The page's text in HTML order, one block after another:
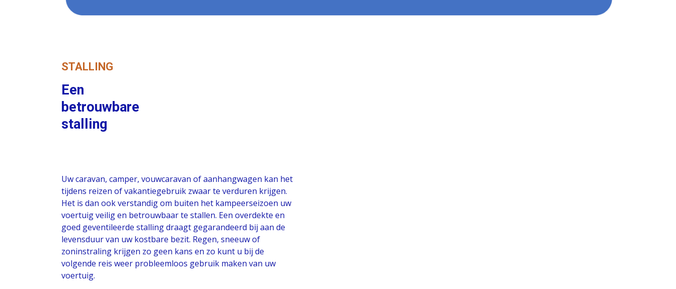
STALLING
Een
betrouwbare
stalling
Uw caravan, camper, vouwcaravan of aanhangwagen kan het
tijdens reizen of vakantiegebruik zwaar te verduren krijgen.
Het is dan ook verstandig om buiten het kampeerseizoen uw
voertuig veilig en betrouwbaar te stallen. Een overdekte en
goed geventileerde stalling draagt gegarandeerd bij aan de
levensduur van uw kostbare bezit. Regen, sneeuw of
zoninstraling krijgen zo geen kans en zo kunt u bij de
volgende reis weer probleemloos gebruik maken van uw
voertuig.